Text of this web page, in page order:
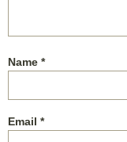
Name *
Email *